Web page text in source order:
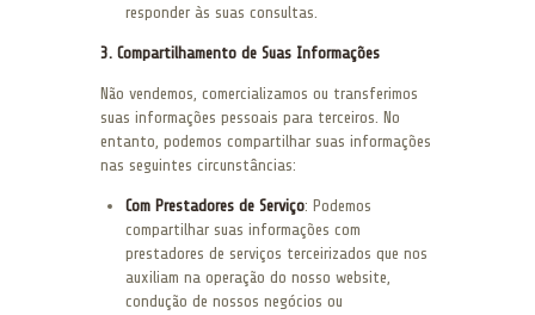
responder às suas consultas.
3. Compartilhamento de Suas Informações
Não vendemos, comercializamos ou transferimos
suas informações pessoais para terceiros. No
entanto, podemos compartilhar suas informações
nas seguintes circunstâncias:
Com Prestadores de Serviço: Podemos
compartilhar suas informações com
prestadores de serviços terceirizados que nos
auxiliam na operação do nosso website,
condução de nossos negócios ou